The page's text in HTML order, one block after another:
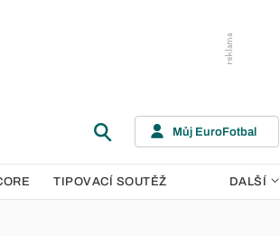
Můj EuroFotbal
TIPOVACÍ SOUTĚŽ DALŠÍ